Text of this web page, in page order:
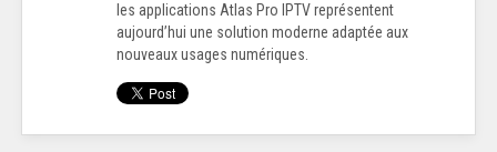
les applications Atlas Pro IPTV représentent
aujourd’hui une solution moderne adaptée aux
nouveaux usages numériques.